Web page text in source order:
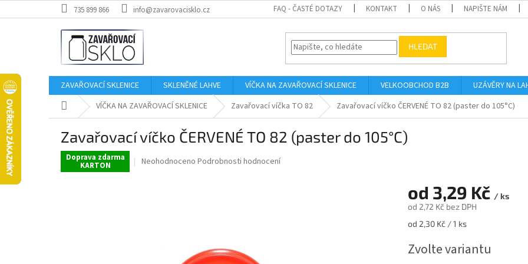
na
735 899 866 info@zavarovacisklo.cz FAQ - ČASTÉ DOTAZY KONTAKT O NÁS NAPIŠTE NÁM
HLEDAT
ZAVAŘOVACÍ SKLENICE SKLENĚNÉ LAHVE VÍČKA NA ZAVAŘOVACÍ SKLENICE VELKOOBCHOD B2B UZÁVĚRY NA
Domů VÍČKA NA ZAVAŘOVACÍ SKLENICE Zavařovací víčka TO 82 Zavařovací víčko ČERVENÉ TO 82 (paster do 105°C)
Zavařovací víčko ČERVENÉ TO 82 (paster do 105°C)
Doprava zdarma
KARTON
Průměrné
Neohodnoceno Podrobnosti hodnocení
od 3,29 Kč / ks
od 2,72 Kč bez DPH
Měrná
od 2,30 Kč / 1 ks
Zvolte variantu